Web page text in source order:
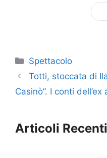
Categorie
Spettacolo
Totti, stoccata di
Casinò”. I conti
Articoli Recenti